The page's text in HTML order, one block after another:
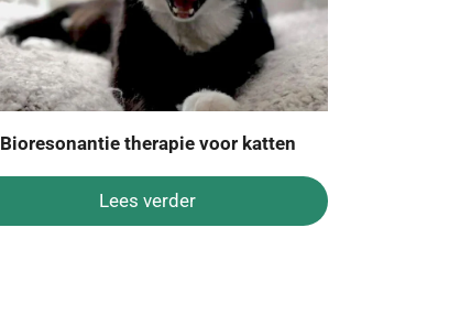
Bioresonantie therapie voor katten
Lees verder